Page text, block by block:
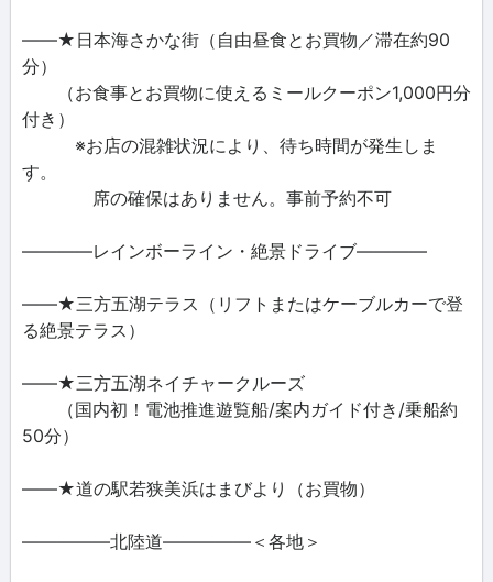
――★日本海さかな街（自由昼食とお買物／滞在約90
分）
（お食事とお買物に使えるミールクーポン1,000円分
付き）
※お店の混雑状況により、待ち時間が発生しま
す。
席の確保はありません。事前予約不可
――――レインボーライン・絶景ドライブ――――
――★三方五湖テラス（リフトまたはケーブルカーで登
る絶景テラス）
――★三方五湖ネイチャークルーズ
（国内初！電池推進遊覧船/案内ガイド付き/乗船約
50分）
――★道の駅若狭美浜はまびより（お買物）
―――――北陸道―――――＜各地＞